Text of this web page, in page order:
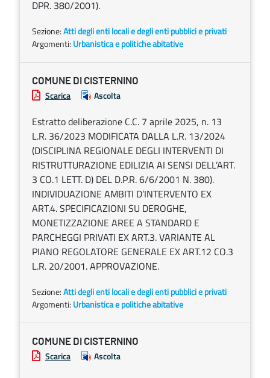
DPR. 380/2001).
Sezione:Atti degli enti locali e degli enti pubblici e privati
Argomenti: Urbanistica e politiche abitative
COMUNE DI CISTERNINO
Scarica Ascolta
Estratto deliberazione C.C. 7 aprile 2025, n. 13
L.R. 36/2023 MODIFICATA DALLA L.R. 13/2024
(DISCIPLINA REGIONALE DEGLI INTERVENTI DI
RISTRUTTURAZIONE EDILIZIA AI SENSI DELL’ART.
3 CO.1 LETT. D) DEL D.P.R. 6/6/2001 N. 380).
INDIVIDUAZIONE AMBITI D’INTERVENTO EX
ART.4. SPECIFICAZIONI SU DEROGHE,
MONETIZZAZIONE AREE A STANDARD E
PARCHEGGI PRIVATI EX ART.3. VARIANTE AL
PIANO REGOLATORE GENERALE EX ART.12 CO.3
L.R. 20/2001. APPROVAZIONE.
Sezione:Atti degli enti locali e degli enti pubblici e privati
Argomenti: Urbanistica e politiche abitative
COMUNE DI CISTERNINO
Scarica Ascolta